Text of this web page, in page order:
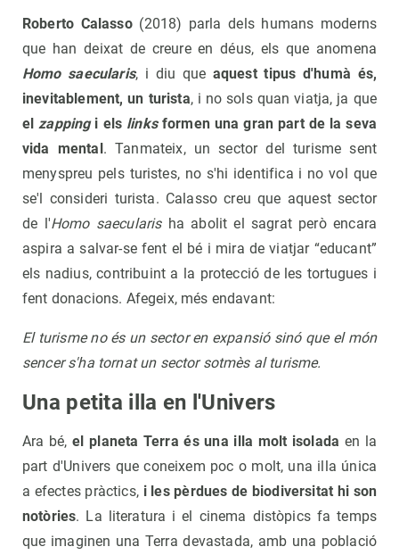
Roberto Calasso(2018) parla dels humans moderns
que han deixat de creure en déus, els que anomena
Homo saecularis, i diu que aquest tipus d'humà és,
inevitablement, un turista, i no sols quan viatja, ja que
elzappingi els linksformen una gran part de la seva
vida mental. Tanmateix, un sector del turisme sent
menyspreu pels turistes, no s'hi identifica i no vol que
se'l consideri turista. Calasso creu que aquest sector
de l'Homo saecularis ha abolit el sagrat però encara
aspira a salvar-se fent el bé i mira de viatjar “educant”
els nadius, contribuint a la protecció de les tortugues i
fent donacions. Afegeix, més endavant:
El turisme no és un sector en expansió sinó que el món
sencer s'ha tornat un sector sotmès al turisme.
Una petita illa en l'Univers
Ara bé,el planeta Terra és una illa molt isolada en la
part d'Univers que coneixem poc o molt, una illa única
a efectes pràctics, i les pèrdues de biodiversitat hi son
notòries. La literatura i el cinema distòpics fa temps
que imaginen una Terra devastada, amb una població